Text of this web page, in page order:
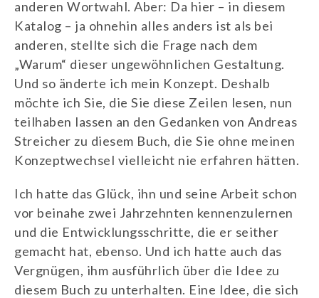
anderen Wortwahl. Aber: Da hier – in diesem
Katalog – ja ohnehin alles anders ist als bei
anderen, stellte sich die Frage nach dem
„Warum“ dieser ungewöhnlichen Gestaltung.
Und so änderte ich mein Konzept. Deshalb
möchte ich Sie, die Sie diese Zeilen lesen, nun
teilhaben lassen an den Gedanken von Andreas
Streicher zu diesem Buch, die Sie ohne meinen
Konzeptwechsel vielleicht nie erfahren hätten.
Ich hatte das Glück, ihn und seine Arbeit schon
vor beinahe zwei Jahrzehnten kennenzulernen
und die Entwicklungsschritte, die er seither
gemacht hat, ebenso. Und ich hatte auch das
Vergnügen, ihm ausführlich über die Idee zu
diesem Buch zu unterhalten. Eine Idee, die sich